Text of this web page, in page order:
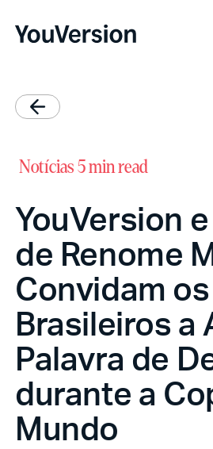
Notícias 5 min read
YouVersion
de Renome
Convidam os
Brasileiros a
Palavra de
durante a
Mundo